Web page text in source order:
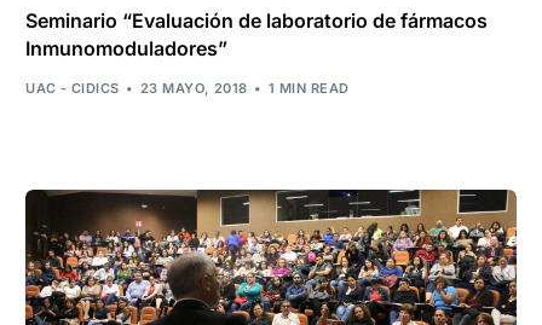
Seminario “Evaluación de laboratorio de fármacos
Inmunomoduladores”
UAC - CIDICS 23 MAYO, 2018 1 MIN READ